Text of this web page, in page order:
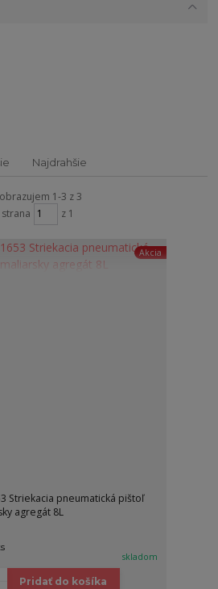
Najdrahšie
1-3 z 3
strana
z 1
Akcia
Striekacia pneumatická pištoľ
agregát 8L
skladom
Pridať do košíka